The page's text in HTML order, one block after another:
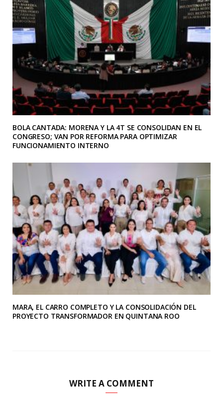
BOLA CANTADA: MORENA Y LA 4T SE CONSOLIDAN EN EL
CONGRESO; VAN POR REFORMA PARA OPTIMIZAR
FUNCIONAMIENTO INTERNO
MARA, EL CARRO COMPLETO Y LA CONSOLIDACIÓN DEL
PROYECTO TRANSFORMADOR EN QUINTANA ROO
WRITE A COMMENT